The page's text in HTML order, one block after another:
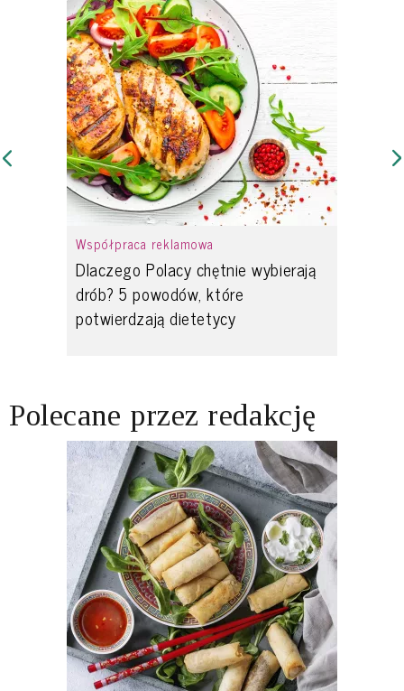
Współpraca reklamowa
Dlaczego Polacy chętnie wybierają
drób? 5 powodów, które
potwierdzają dietetycy
Polecane przez redakcję